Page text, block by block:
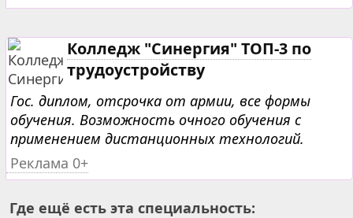
Колледж "Синергия" ТОП-3 по
трудоустройству
Гос. диплом, отсрочка от армии, все формы
обучения. Возможность очного обучения с
применением дистанционных технологий.
Реклама 0+
Где ещё есть эта специальность: